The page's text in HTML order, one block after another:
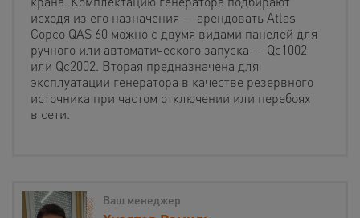
исходя из его назначения — арендовать Atlas
Copco QAS 60 можно с двумя видами панелей для
ручного или автоматического запуска — Qc1002
или Qc2002. Вторая предназначена для
эксплуатации генератора в качестве резервного
источника при частом отключении или перебоях
в сети.
Ваш менеджер